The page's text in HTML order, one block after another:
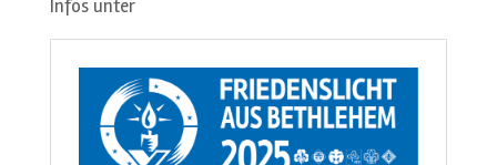
Infos unter